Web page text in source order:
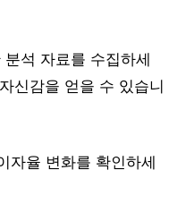
석 자료를 수집하세
신감을 얻을 수 있습니
자율 변화를 확인하세